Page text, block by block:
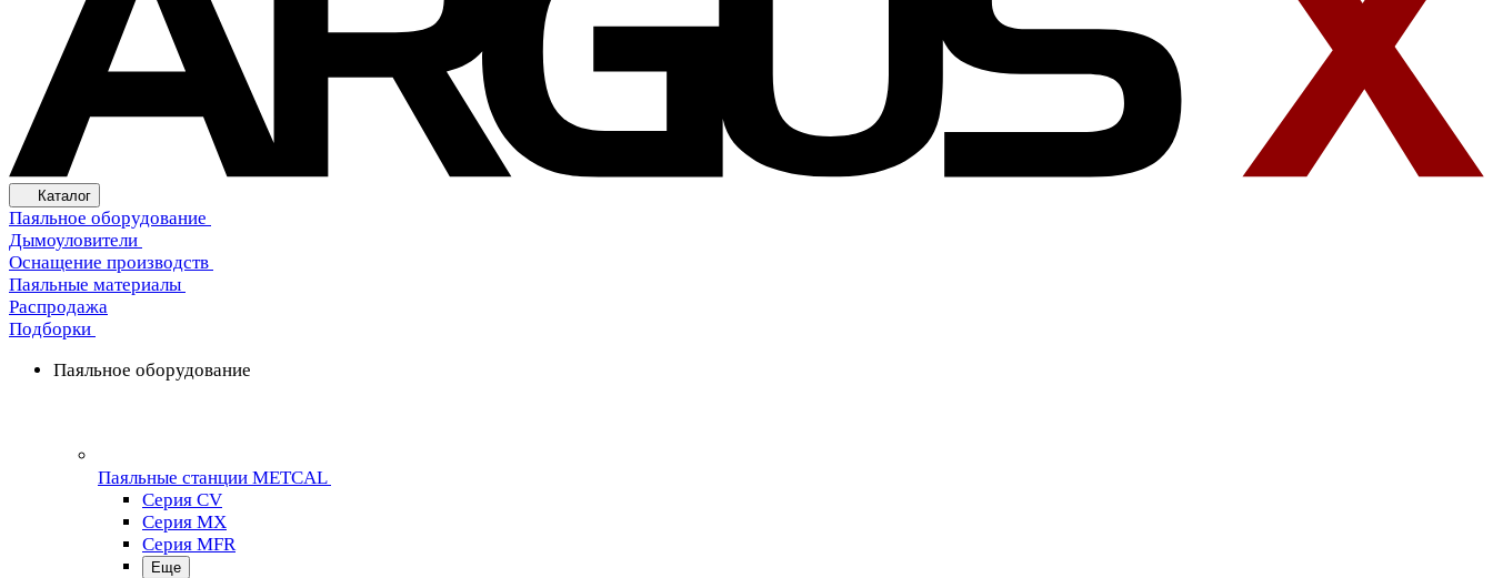
Каталог
Паяльное оборудование
Дымоуловители
Оснащение производств
Паяльные материалы
Распродажа
Подборки
Паяльное оборудование
Паяльные станции METCAL
Серия CV
Серия MX
Серия MFR
Еще